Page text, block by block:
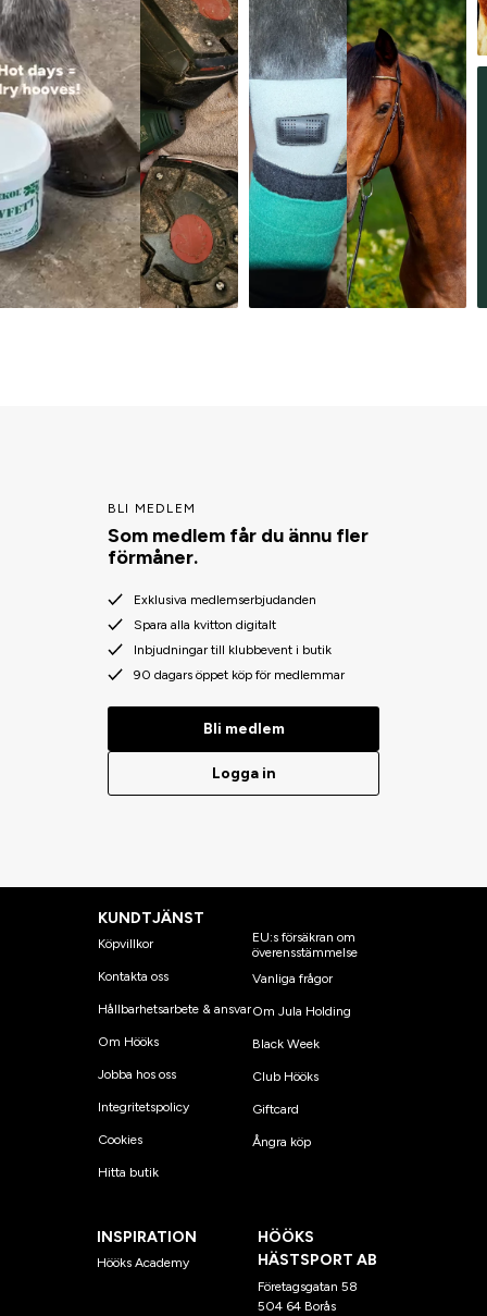
BLI MEDLEM
Som medlem får du ännu fler
förmåner.
Exklusiva medlemserbjudanden
Spara alla kvitton digitalt
Inbjudningar till klubbevent i butik
90 dagars öppet köp för medlemmar
Bli medlem
Logga in
KUNDTJÄNST
Köpvillkor
Kontakta oss
Hållbarhetsarbete & ansvar
Om Hööks
Jobba hos oss
Integritetspolicy
Cookies
Hitta butik
EU:s försäkran om
överensstämmelse
Vanliga frågor
Om Jula Holding
Black Week
Club Hööks
Giftcard
Ångra köp
INSPIRATION
Hööks Academy
HÖÖKS
HÄSTSPORT AB
Företagsgatan 58
504 64 Borås